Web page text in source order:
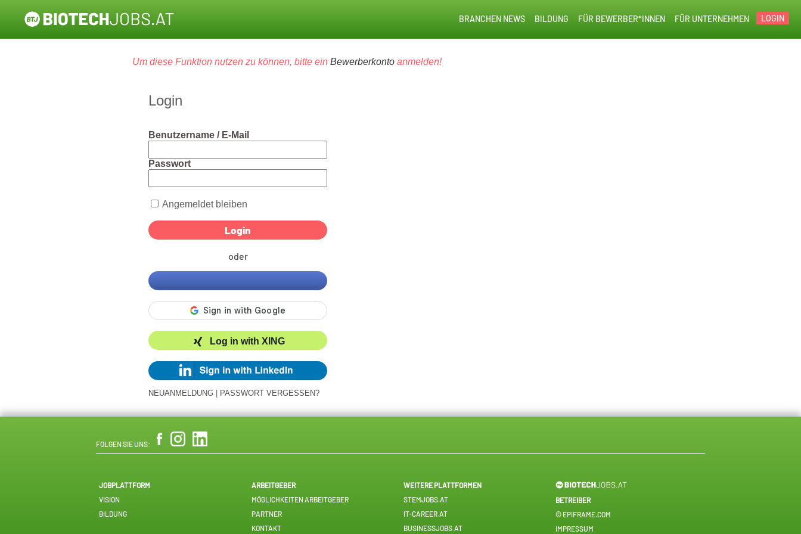
LOGIN
FÜR UNTERNEHMEN
FÜR BEWERBER*INNEN
BILDUNG
BRANCHEN NEWS
Um diese Funktion nutzen zu können, bitte ein Bewerberkonto anmelden!
Login
Benutzername / E-Mail
Passwort
Angemeldet bleiben
oder
Log in with XING
NEUANMELDUNG PASSWORT VERGESSEN?
FOLGEN SIE UNS:
JOBPLATTFORM
VISION
BILDUNG
ARBEITGEBER
MÖGLICHKEITEN ARBEITGEBER
PARTNER
KONTAKT
WEITERE PLATTFORMEN
STEMJOBS.AT
IT-CAREER.AT
BUSINESSJOBS.AT
BETREIBER
© EPIFRAME.COM
IMPRESSUM